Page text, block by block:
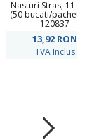
Nasturi Stras, 11.3
(50 bucati/
120837
13,92RON
TVA Inclus